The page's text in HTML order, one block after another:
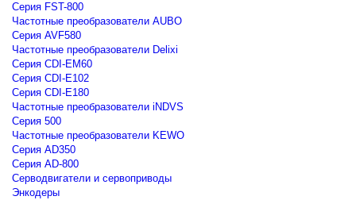
Серия FST-800
Частотные преобразователи AUBO
Серия AVF580
Частотные преобразователи Delixi
Серия CDI-EM60
Серия CDI-E102
Серия CDI-E180
Частотные преобразователи iNDVS
Серия 500
Частотные преобразователи KEWO
Серия AD350
Серия AD-800
Серводвигатели и сервоприводы
Энкодеры